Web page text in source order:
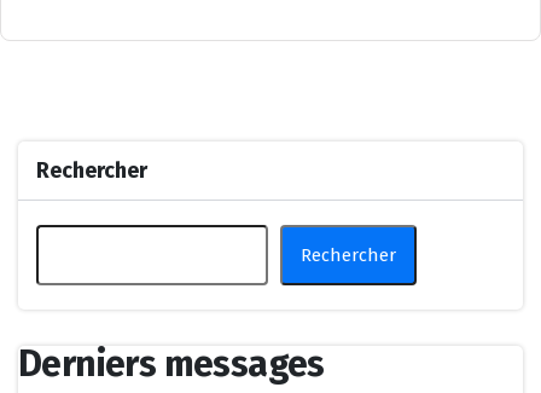
Rechercher
Rechercher
Derniers messages